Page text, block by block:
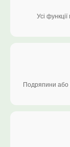
Усі
Подряпини або